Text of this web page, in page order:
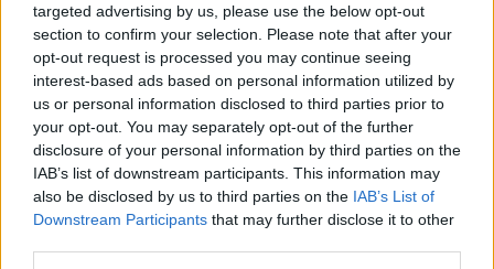
targeted advertising by us, please use the below opt-out
section to confirm your selection. Please note that after your
opt-out request is processed you may continue seeing
interest-based ads based on personal information utilized by
us or personal information disclosed to third parties prior to
your opt-out. You may separately opt-out of the further
disclosure of your personal information by third parties on the
IAB’s list of downstream participants. This information may
also be disclosed by us to third parties on the IAB’s List of
Downstream Participants that may further disclose it to other
identità.
AUTORE
Ilaria Galli
Ilaria Galli ha firmato il desk che ha svelato un
caso amministrativo triestino dopo accessi agli
atti al Municipio, sostenendo la linea editoriale
un tratto unico: colleziona verbali storici del